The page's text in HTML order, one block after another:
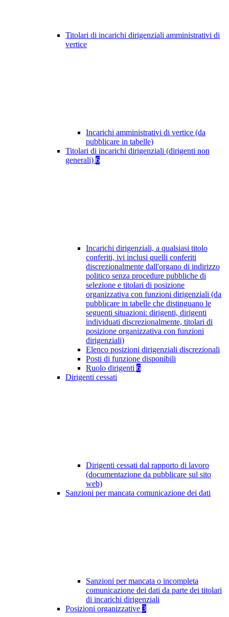
Titolari di incarichi dirigenziali amministrativi di
vertice
Incarichi amministrativi di vertice (da
pubblicare in tabelle)
Titolari di incarichi dirigenziali (dirigenti non
generali) 6
Incarichi dirigenziali, a qualsiasi titolo
conferiti, ivi inclusi quelli conferiti
discrezionalmente dall'organo di indirizzo
politico senza procedure pubbliche di
selezione e titolari di posizione
organizzativa con funzioni dirigenziali (da
pubblicare in tabelle che distinguano le
seguenti situazioni: dirigenti, dirigenti
individuati discrezionalmente, titolari di
posizione organizzativa con funzioni
dirigenziali)
Elenco posizioni dirigenziali discrezionali
Posti di funzione disponibili
Ruolo dirigenti 6
Dirigenti cessati
Dirigenti cessati dal rapporto di lavoro
(documentazione da pubblicare sul sito
web)
Sanzioni per mancata comunicazione dei dati
Sanzioni per mancata o incompleta
comunicazione dei dati da parte dei titolari
di incarichi dirigenziali
Posizioni organizzative 3